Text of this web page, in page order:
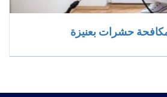
حشرات بعنيزة